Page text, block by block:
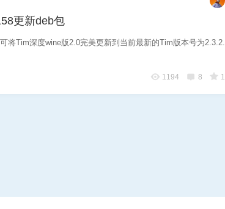
更新deb包
将Tim深度wine版2.0完美更新到当前最新的Tim版本号为2.3.2.
1194 8 1